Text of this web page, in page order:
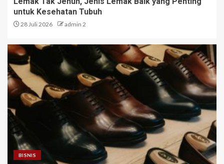
untuk Kesehatan Tubuh
28 Juli 2026 admin 2
BISNIS